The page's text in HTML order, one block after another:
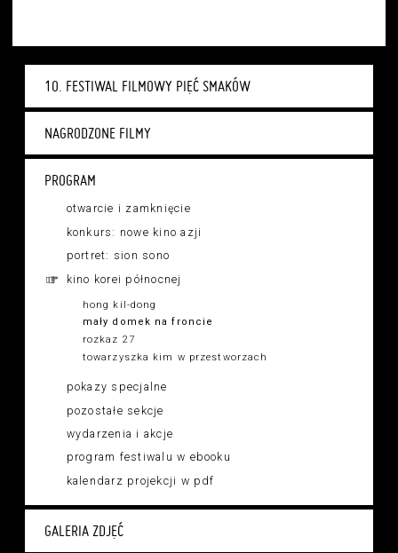
10. FESTIWAL FILMOWY PIĘĆ SMAKÓW
NAGRODZONE FILMY
PROGRAM
otwarcie i zamknięcie
konkurs: nowe kino azji
portret: sion sono
kino korei północnej
hong kil-dong
mały domek na froncie
rozkaz 27
towarzyszka kim w przestworzach
pokazy specjalne
pozostałe sekcje
wydarzenia i akcje
program festiwalu w ebooku
kalendarz projekcji w pdf
GALERIA ZDJĘĆ